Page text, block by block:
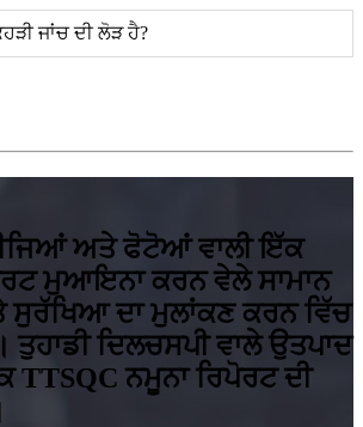
ਜਾਂਚ ਦੀ ਲੋੜ ਹੈ?
ਅਤੇ ਫੋਟੋਆਂ ਵਾਲੀ ਇੱਕ
ਮੁਆਇਨਾ ਕਰਨ ਵੇਲੇ ਸਾਮਾਨ
ਸੁਰੱਖਿਆ ਦਾ ਮੁਲਾਂਕਣ ਕਰਨ ਵਿੱਚ
ਦਿਲਚਸਪੀ ਵਾਲੇ ਉਤਪਾਦ
ਨਮੂਨਾ ਰਿਪੋਰਟ ਦੀ